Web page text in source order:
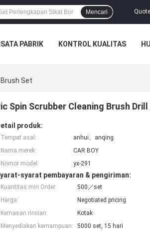
Mencari
PABRIK KONTROL KUALITAS
Set
Scrubber Cleaning Brush Drill
produk:
Tempat asal:
anhui、anqing
Nama merek:
CAR BOY
Nomor model:
yx-291
syarat pembayaran & pengiriman:
Kuantitas min Order:
500／set
Harga:
Negotiated pricing
Kemasan rincian:
Kotak
Menyediakan kemampuan:
5000 set, 15 hari